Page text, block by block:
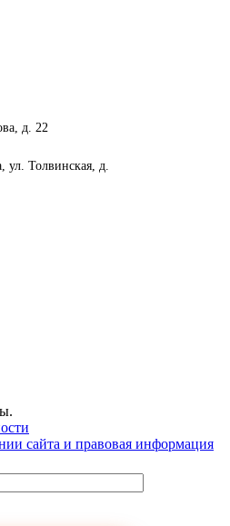
д. 22
ул. Толвинская, д.
сайта и правовая информация